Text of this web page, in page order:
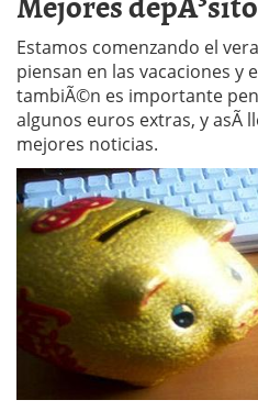
Estamos comenzando el
piensan en las vacaciones y
tambiÃ©n es importante
algunos euros extras, y asÃ­
mejores noticias.